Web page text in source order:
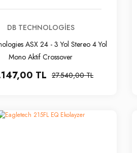
DB TECHNOLOGIES
ASX 24 - 3 Yol Stereo 4 Yol
Mono Aktif Crossover
TL 27.540,00 TL